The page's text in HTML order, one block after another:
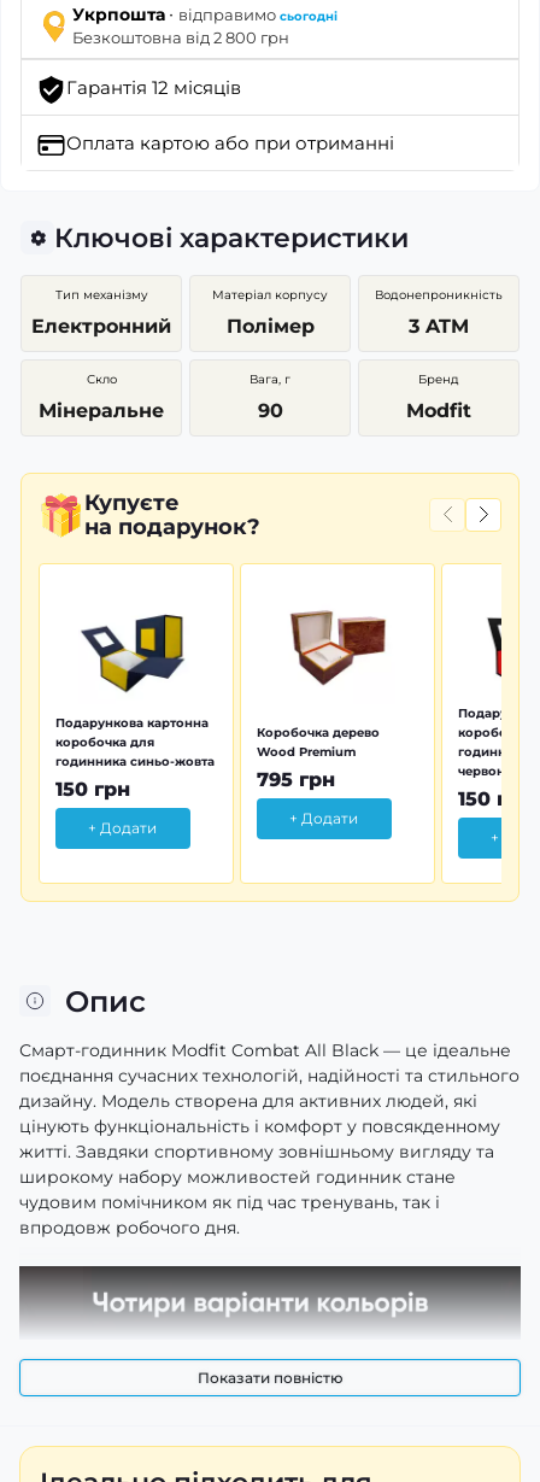
Укрпошта · відправимо сьогодні
Безкоштовна від 2 800 грн
Гарантія 12 місяців
Оплата картою або при отриманні
Ключові характеристики
Тип механізму
Електронний
Матеріал корпусу
Полімер
Водонепроникність
3 ATM
Скло
Мінеральне
Вага, г
90
Бренд
Modfit
Купуєте
на подарунок?
Подарункова картонна
коробочка для
годинника синьо-жовта
150 грн
+ Додати
Коробочка дерево
Wood Premium
795 грн
+ Додати
коробочка
годинника
червона
150 грн
+
Опис
Смарт-годинник Modfit Combat All Black — це ідеальне
поєднання сучасних технологій, надійності та стильного
дизайну. Модель створена для активних людей, які
цінують функціональність і комфорт у повсякденному
житті. Завдяки спортивному зовнішньому вигляду та
широкому набору можливостей годинник стане
чудовим помічником як під час тренувань, так і
впродовж робочого дня.
Показати повністю